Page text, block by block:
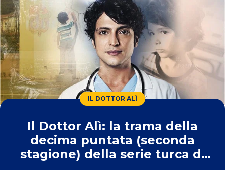
IL DOTTOR ALÌ
Il Dottor Alì: la trama della
decima puntata (seconda
stagione) della serie turca di